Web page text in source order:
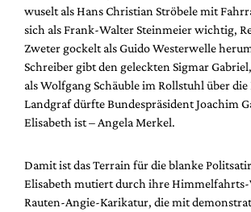
wuselt als Hans Christian Ströbele mit
sich als Frank-Walter Steinmeier wichtig,
Zweter gockelt als Guido Westerwelle
Schreiber gibt den geleckten Sigmar
als Wolfgang Schäuble im Rollstuhl über
Landgraf dürfte Bundespräsident Joachim
Elisabeth ist – Angela Merkel.
Damit ist das Terrain für die blanke
Elisabeth mutiert durch ihre
Rauten-Angie-Karikatur, die mit